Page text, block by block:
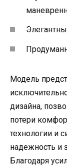
Модель
дизайна,
потери
технологии и
надежность и
Благодаря